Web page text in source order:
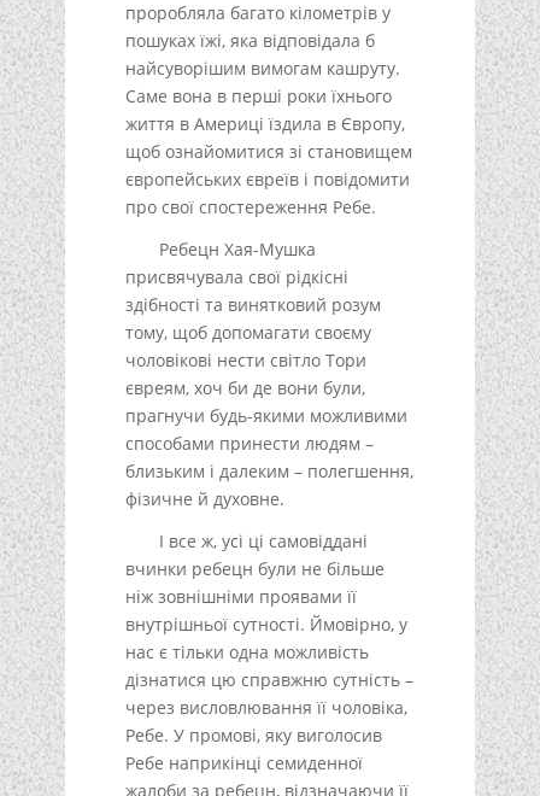
проробляла багато кілометрів у
пошуках їжі, яка відповідала б
найсуворішим вимогам кашруту.
Саме вона в перші роки їхнього
життя в Америці їздила в Європу,
щоб ознайомитися зі становищем
європейських євреїв і повідомити
про свої спостереження Ребе.
Ребецн Хая-Мушка
присвячувала свої рідкісні
здібності та винятковий розум
тому, щоб допомагати своєму
чоловікові нести світло Тори
євреям, хоч би де вони були,
прагнучи будь-якими можливими
способами принести людям –
близьким і далеким – полегшення,
фізичне й духовне.
І все ж, усі ці самовіддані
вчинки ребецн були не більше
ніж зовнішніми проявами її
внутрішньої сутності. Ймовірно, у
нас є тільки одна можливість
дізнатися цю справжню сутність –
через висловлювання її чоловіка,
Ребе. У промові, яку виголосив
Ребе наприкінці семиденної
жалоби за ребецн, відзначаючи її